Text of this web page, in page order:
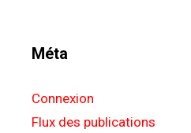
Méta
Connexion
Flux des publications